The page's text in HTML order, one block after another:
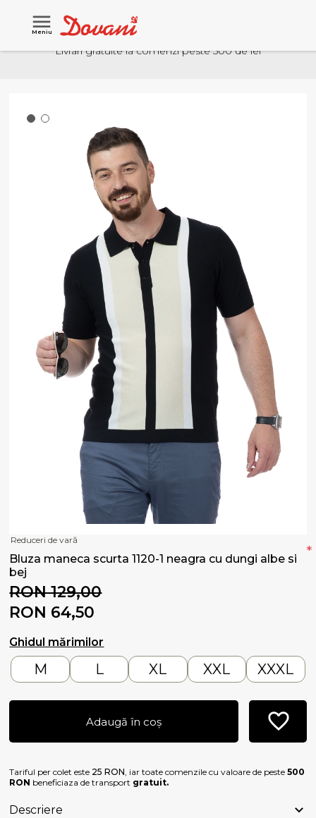
Meniu
Livrari gratuite la comenzi peste 500 de lei
Reduceri de vară
Bluza maneca scurta 1120-1 neagra cu dungi albe si
bej
RON 129,00
RON 64,50
Ghidul mărimilor
*
M L XL XXL XXXL
Adaugă în coș
Tariful per colet este 25 RON, iar toate comenzile cu valoare de peste500
RON beneficiaza de transport gratuit.
Descriere